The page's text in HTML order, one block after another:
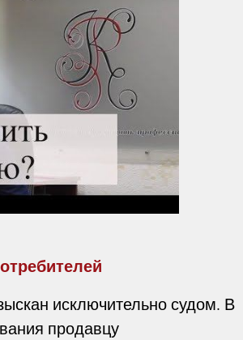
исключительно судом. В
продавцу